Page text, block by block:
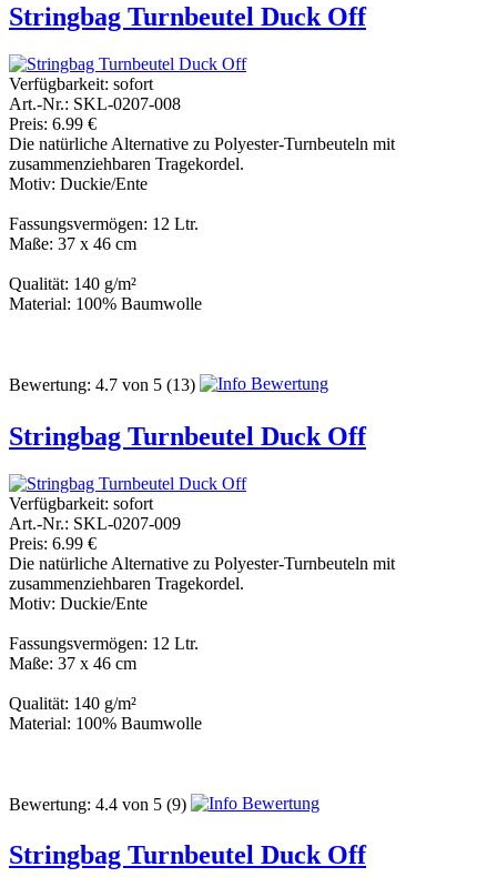
Stringbag Turnbeutel Duck Off
Verfügbarkeit: sofort
Art.-Nr.: SKL-0207-008
Preis: 6.99 €
Die natürliche Alternative zu Polyester-Turnbeuteln mit
zusammenziehbaren Tragekordel.
Motiv: Duckie/Ente
Fassungsvermögen: 12 Ltr.
Maße: 37 x 46 cm
Qualität: 140 g/m²
Material: 100% Baumwolle
Bewertung: 4.7 von 5 (13)
Stringbag Turnbeutel Duck Off
Verfügbarkeit: sofort
Art.-Nr.: SKL-0207-009
Preis: 6.99 €
Die natürliche Alternative zu Polyester-Turnbeuteln mit
zusammenziehbaren Tragekordel.
Motiv: Duckie/Ente
Fassungsvermögen: 12 Ltr.
Maße: 37 x 46 cm
Qualität: 140 g/m²
Material: 100% Baumwolle
Bewertung: 4.4 von 5 (9)
Stringbag Turnbeutel Duck Off